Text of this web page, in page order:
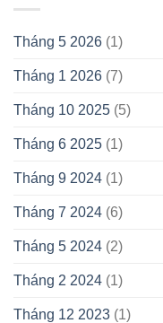
Tháng 5 2026 (1)
Tháng 1 2026 (7)
Tháng 10 2025 (5)
Tháng 6 2025 (1)
Tháng 9 2024 (1)
Tháng 7 2024 (6)
Tháng 5 2024 (2)
Tháng 2 2024 (1)
Tháng 12 2023 (1)